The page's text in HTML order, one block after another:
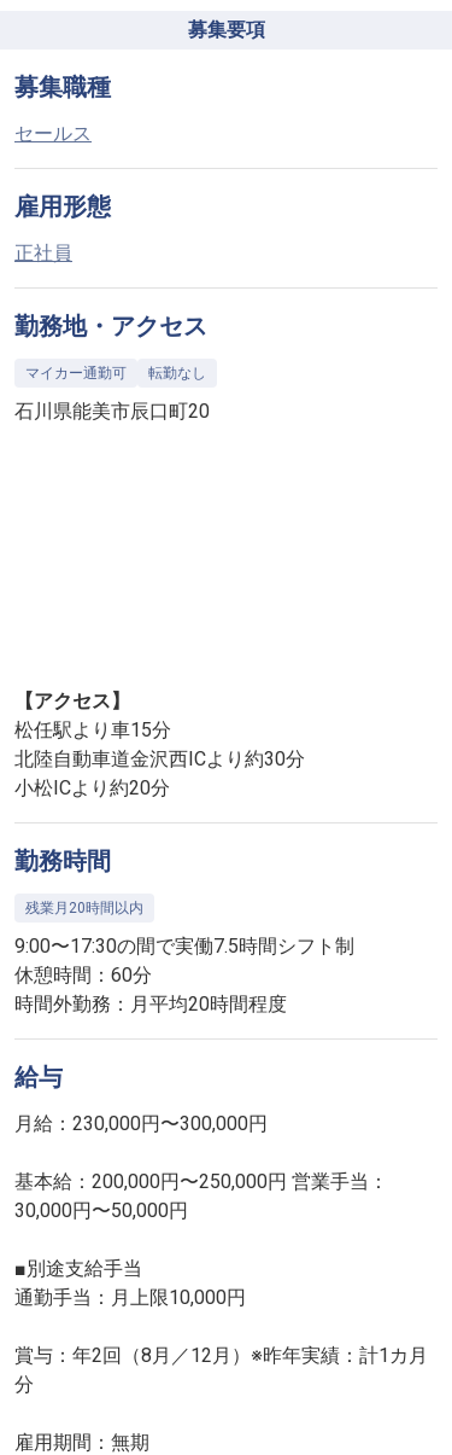
募集要項
募集職種
セールス
雇用形態
正社員
勤務地・アクセス
マイカー通勤可 転勤なし
石川県能美市辰口町20
【アクセス】
松任駅より車15分
北陸自動車道金沢西ICより約30分
小松ICより約20分
勤務時間
残業月20時間以内
9:00〜17:30の間で実働7.5時間シフト制
休憩時間：60分
時間外勤務：月平均20時間程度
給与
月給：230,000円〜300,000円
基本給：200,000円〜250,000円 営業手当：
30,000円〜50,000円
■別途支給手当
通勤手当：月上限10,000円
賞与：年2回（8月／12月）※昨年実績：計1カ月
分
雇用期間：無期